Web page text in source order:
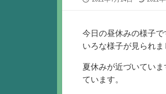
新
日
今日の昼休みの様子
いろな様子が見られ
夏休みが近づいてい
ています。